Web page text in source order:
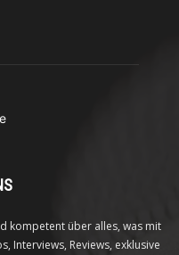
kompetent über alles, was mit
Interviews, Reviews, exklusive